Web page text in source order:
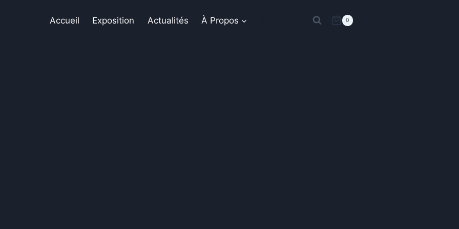
Accueil Exposition Actualités À Propos 0